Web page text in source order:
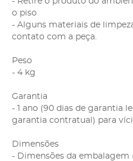
o piso
- Alguns materiais de
contato com a peça.
Peso
- 4 kg
Garantia
- 1 ano (90 dias de garantia
garantia contratual) para
Dimensões
- Dimensões da embalagem